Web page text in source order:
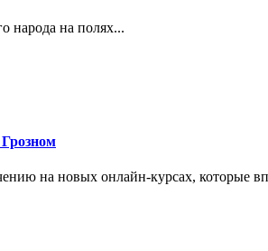
народа на полях...
на новых онлайн-курсах, которые